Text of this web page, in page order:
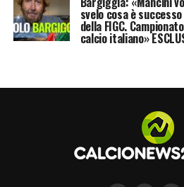
Non commento le voci.
ero alla Roma, oggi
con Iachini. Ho parlato
non volessi rimanere
svelo cosa è
della FIGC.
calcio italiano»